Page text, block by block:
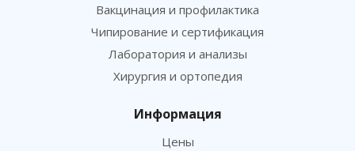
Вакцинация и профилактика
Чипирование и сертификация
Лаборатория и анализы
Хирургия и ортопедия
Информация
Цены